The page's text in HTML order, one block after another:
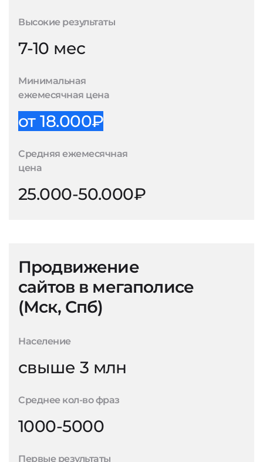
Высокие результаты
7-10 мес
Минимальная
ежемесячная цена
от 18.000₽
Средняя ежемесячная
цена
25.000-50.000₽
Продвижение
сайтов в мегаполисе
(Мск, Спб)
Население
свыше 3 млн
Среднее кол-во фраз
1000-5000
Первые результаты